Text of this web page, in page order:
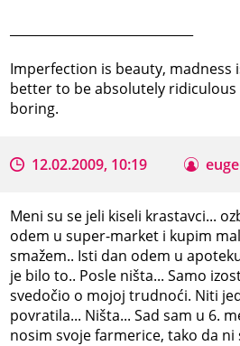
Imperfection is beauty, madness
better to be absolutely
boring.
12.02.2009, 10:19
Meni su se jeli kiseli krastavci...
odem u super-market i kupim
smažem.. Isti dan odem u
je bilo to.. Posle ništa... Samo
svedočio o mojoj trudnoći. Niti
povratila... Ništa... Sad sam u 6.
nosim svoje farmerice, tako da ni